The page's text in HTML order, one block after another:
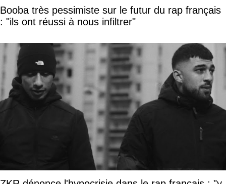
Booba très pessimiste sur le futur du rap français
: "ils ont réussi à nous infiltrer"